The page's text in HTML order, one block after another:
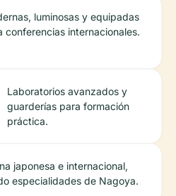
luminosas y equipadas
conferencias internacionales.
Laboratorios avanzados y
guarderías para formación
práctica.
japonesa e internacional,
especialidades de Nagoya.